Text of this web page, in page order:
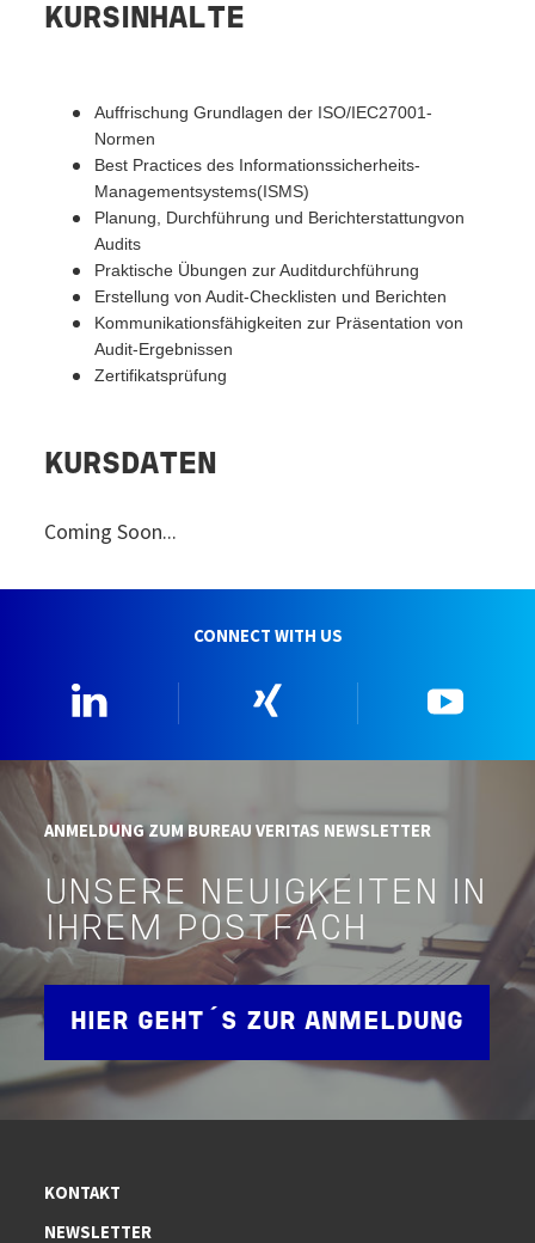
KURSINHALTE
Auffrischung Grundlagen der ISO/IEC27001-
Normen
Best Practices des Informationssicherheits-
Managementsystems(ISMS)
Planung, Durchführung und Berichterstattungvon
Audits
Praktische Übungen zur Auditdurchführung
Erstellung von Audit-Checklisten und Berichten
Kommunikationsfähigkeiten zur Präsentation von
Audit-Ergebnissen
Zertifikatsprüfung
KURSDATEN
Coming Soon...
CONNECT WITH US
ANMELDUNG ZUM BUREAU VERITAS NEWSLETTER
UNSERE NEUIGKEITEN IN
IHREM POSTFACH
HIER GEHT´S ZUR ANMELDUNG
KONTAKT
NEWSLETTER